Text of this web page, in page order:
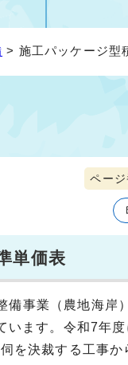
> 施工パッケージ型
ペー
単価表
事業（農地海岸
ます。令和7年
を決裁する工事か